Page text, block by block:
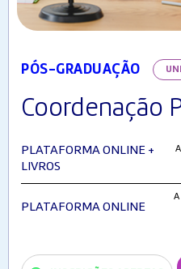
PÓS-GRADUAÇÃO
Coordenação
PLATAFORMA ONLINE +
LIVROS
PLATAFORMA ONLINE
A